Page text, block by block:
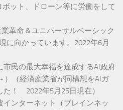
ット、ドローン等に労働をして
革命＆ユニバーサルベーシック
に向かっています。2022年6月
民の最大幸福を達成するAI政府
）（経済産業省が同構想をAIガ
！ 2022年5月25日現在）
ンターネット（ブレインネッ